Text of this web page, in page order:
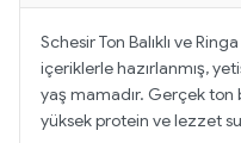
Schesir Ton Balıklı ve
içeriklerle hazırlanmış,
yaş mamadır. Gerçek ton
yüksek protein ve lezzet